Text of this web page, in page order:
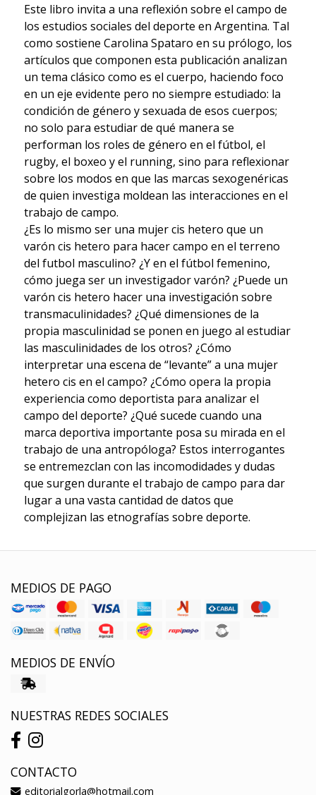
Este libro invita a una reflexión sobre el campo de
los estudios sociales del deporte en Argentina. Tal
como sostiene Carolina Spataro en su prólogo, los
artículos que componen esta publicación analizan
un tema clásico como es el cuerpo, haciendo foco
en un eje evidente pero no siempre estudiado: la
condición de género y sexuada de esos cuerpos;
no solo para estudiar de qué manera se
performan los roles de género en el fútbol, el
rugby, el boxeo y el running, sino para reflexionar
sobre los modos en que las marcas sexogenéricas
de quien investiga moldean las interacciones en el
trabajo de campo.
¿Es lo mismo ser una mujer cis hetero que un
varón cis hetero para hacer campo en el terreno
del futbol masculino? ¿Y en el fútbol femenino,
cómo juega ser un investigador varón? ¿Puede un
varón cis hetero hacer una investigación sobre
transmaculinidades? ¿Qué dimensiones de la
propia masculinidad se ponen en juego al estudiar
las masculinidades de los otros? ¿Cómo
interpretar una escena de “levante” a una mujer
hetero cis en el campo? ¿Cómo opera la propia
experiencia como deportista para analizar el
campo del deporte? ¿Qué sucede cuando una
marca deportiva importante posa su mirada en el
trabajo de una antropóloga? Estos interrogantes
se entremezclan con las incomodidades y dudas
que surgen durante el trabajo de campo para dar
lugar a una vasta cantidad de datos que
complejizan las etnografías sobre deporte.
MEDIOS DE PAGO
MEDIOS DE ENVÍO
NUESTRAS REDES SOCIALES
CONTACTO
editorialgorla@hotmail.com